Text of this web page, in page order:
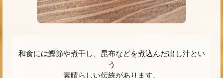
和食には鰹節や煮干し、昆布などを煮込んだ出し汁とい
う
素晴らしい伝統があります。